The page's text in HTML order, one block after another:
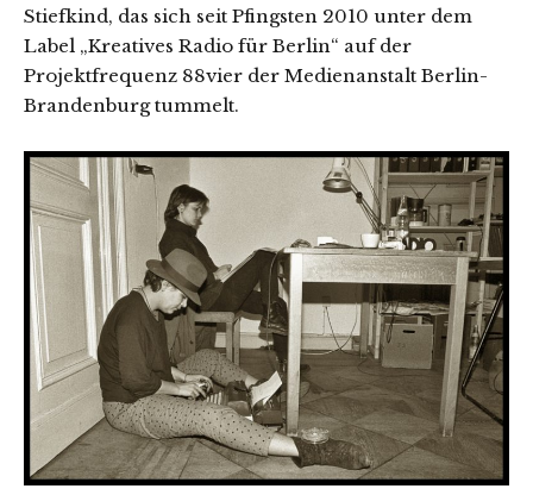
Stiefkind, das sich seit Pfingsten 2010 unter dem
Label „Kreatives Radio für Berlin“ auf der
Projektfrequenz 88vier der Medienanstalt Berlin-
Brandenburg tummelt.